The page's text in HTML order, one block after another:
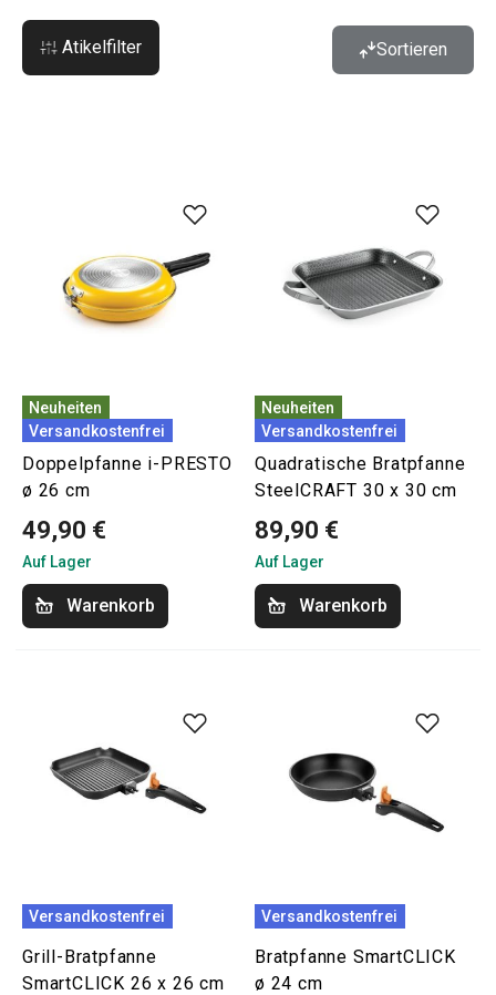
Atikelfilter Sortieren
Neuheiten
Versandkostenfrei
Doppelpfanne i-PRESTO
ø 26 cm
49,90 €
Auf Lager
Warenkorb
Neuheiten
Versandkostenfrei
Quadratische Bratpfanne
SteelCRAFT 30 x 30 cm
89,90 €
Auf Lager
Warenkorb
Versandkostenfrei
Grill-Bratpfanne
SmartCLICK 26 x 26 cm
Versandkostenfrei
Bratpfanne SmartCLICK
ø 24 cm